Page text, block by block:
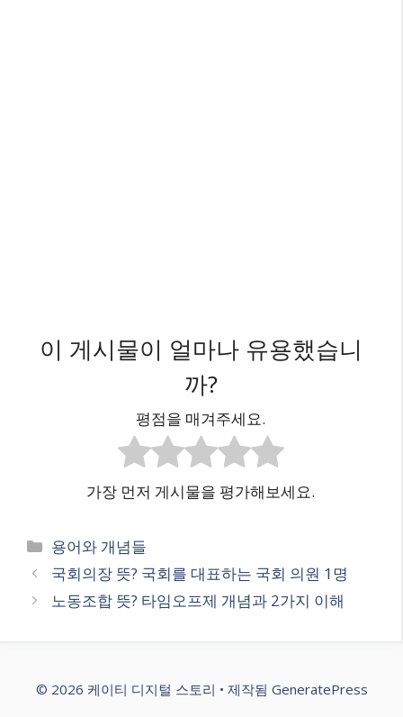
이 게시물이 얼마나 유용했습니
까?
평점을 매겨주세요.
가장 먼저 게시물을 평가해보세요.
카
테
고
리
용어와 개념들
국회의장 뜻? 국회를 대표하는 국회 의원 1명
노동조합 뜻? 타임오프제 개념과 2가지 이해
© 2026 케이티 디지털 스토리 • 제작됨 GeneratePress